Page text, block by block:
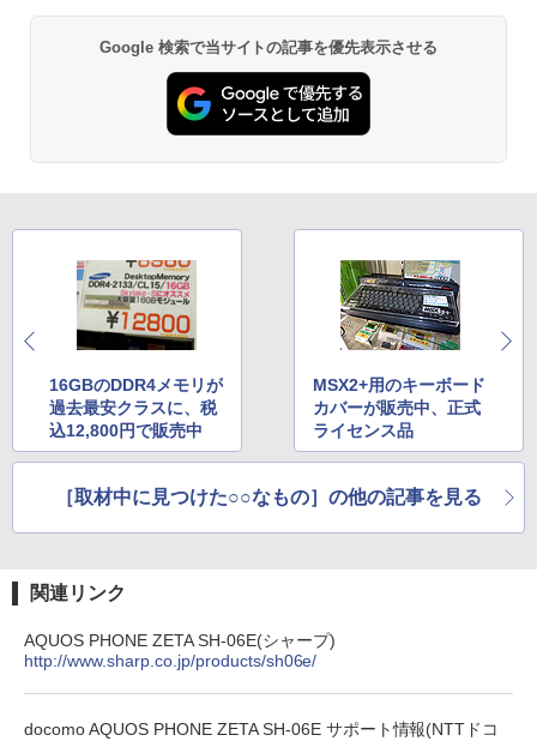
Google 検索で当サイトの記事を優先表示させる
16GBのDDR4メモリが
過去最安クラスに、税
込12,800円で販売中
MSX2+用のキーボード
カバーが販売中、正式
ライセンス品
［取材中に見つけた○○なもの］の他の記事を見る
関連リンク
AQUOS PHONE ZETA SH-06E(シャープ)
http://www.sharp.co.jp/products/sh06e/
docomo AQUOS PHONE ZETA SH-06E サポート情報(NTTドコ